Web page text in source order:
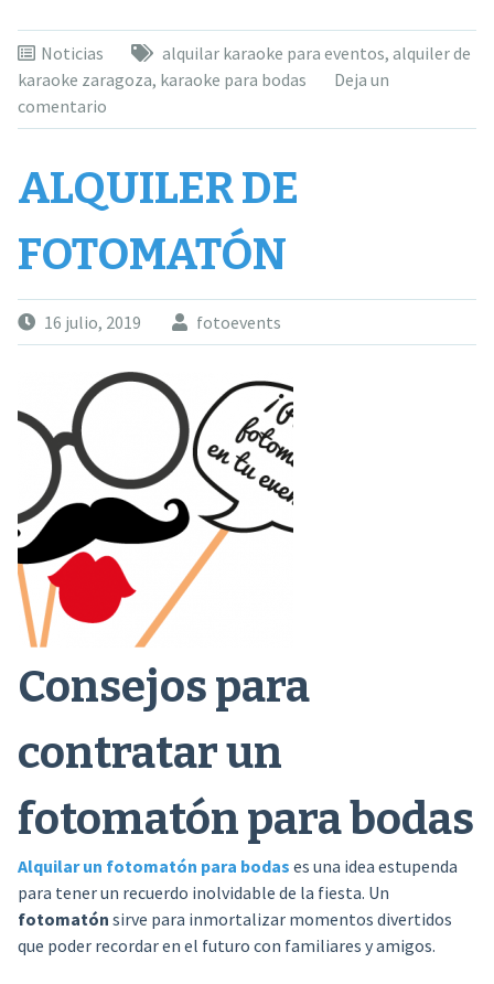
Noticias alquilar karaoke para eventos, alquiler de
karaoke zaragoza, karaoke para bodas
Deja un
comentario
ALQUILER DE
FOTOMATÓN
16 julio, 2019 fotoevents
Consejos para
contratar un
fotomatón para bodas
Alquilar un fotomatón para bodas es una idea estupenda
para tener un recuerdo inolvidable de la fiesta. Un
fotomatón sirve para inmortalizar momentos divertidos
que poder recordar en el futuro con familiares y amigos.